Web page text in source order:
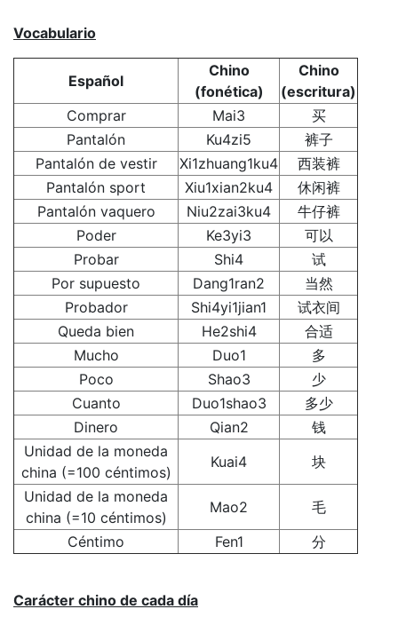
Vocabulario
Español
Chino
(fonética)
Chino
(escritura)
Comprar
Mai3
买
Pantalón
Ku4zi5
裤子
Pantalón de vestir
Xi1zhuang1ku4
西装裤
Pantalón sport
Xiu1xian2ku4
休闲裤
Pantalón vaquero
Niu2zai3ku4
牛仔裤
Poder
Ke3yi3
可以
Probar
Shi4
试
Por supuesto
Dang1ran2
当然
Probador
Shi4yi1jian1
试衣间
Queda bien
He2shi4
合适
Mucho
Duo1
多
Poco
Shao3
少
Cuanto
Duo1shao3
多少
Dinero
Qian2
钱
Unidad de la moneda
china (=100 céntimos)
Kuai4
块
Unidad de la moneda
china (=10 céntimos)
Mao2
毛
Céntimo
Fen1 分
Carácter chino de cada día